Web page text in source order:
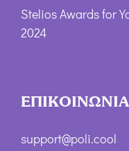
Stelios Awards for
2024
ΕΠΙΚΟΙΝΩΝΙΑ
support@poli.cool